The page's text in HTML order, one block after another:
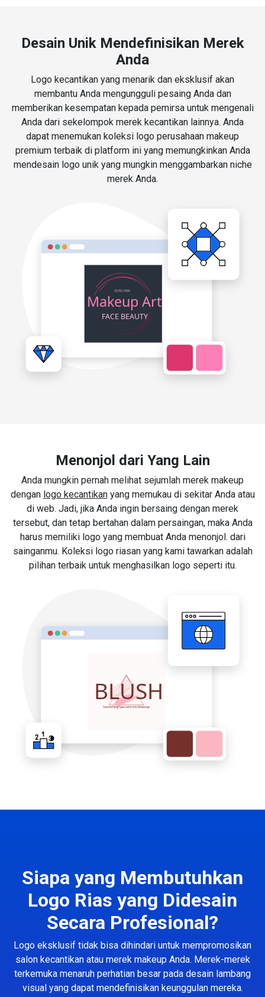
Desain Unik Mendefinisikan Merek
Anda
Logo kecantikan yang menarik dan eksklusif akan
membantu Anda mengungguli pesaing Anda dan
memberikan kesempatan kepada pemirsa untuk mengenali
Anda dari sekelompok merek kecantikan lainnya. Anda
dapat menemukan koleksi logo perusahaan makeup
premium terbaik di platform ini yang memungkinkan Anda
mendesain logo unik yang mungkin menggambarkan niche
merek Anda.
Menonjol dari Yang Lain
Anda mungkin pernah melihat sejumlah merek makeup
dengan logo kecantikanyang memukau di sekitar Anda atau
di web. Jadi, jika Anda ingin bersaing dengan merek
tersebut, dan tetap bertahan dalam persaingan, maka Anda
harus memiliki logo yang membuat Anda menonjol. dari
sainganmu. Koleksi logo riasan yang kami tawarkan adalah
pilihan terbaik untuk menghasilkan logo seperti itu.
Siapa yang Membutuhkan
Logo Rias yang Didesain
Secara Profesional?
Logo eksklusif tidak bisa dihindari untuk mempromosikan
salon kecantikan atau merek makeup Anda. Merek-merek
terkemuka menaruh perhatian besar pada desain lambang
visual yang dapat mendefinisikan keunggulan mereka.